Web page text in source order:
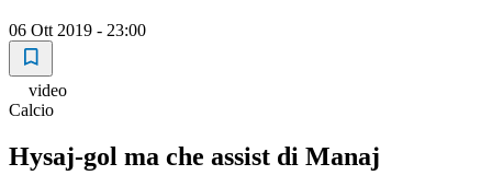
06 Ott 2019 - 23:00
video
Calcio
Hysaj-gol ma che assist di Manaj